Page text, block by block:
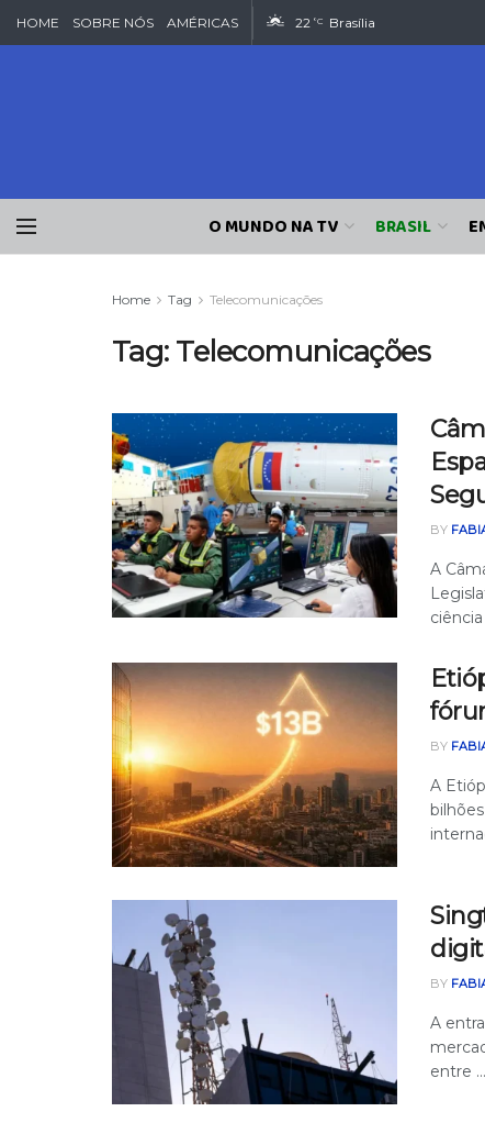
HOME SOBRE NÓS AMÉRICAS 22 °C Brasília
O MUNDO NA TV BRASIL
Home Tag Telecomunicações
Tag: Telecomunicações
BY
A
ciência
BY
A
BY
A
entre ...